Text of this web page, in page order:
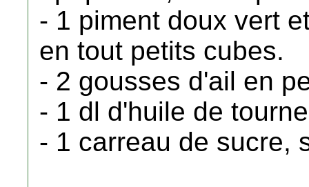
- 1 piment doux vert
en tout petits cubes.
- 2 gousses d'ail en
- 1 dl d'huile de
- 1 carreau de sucre,